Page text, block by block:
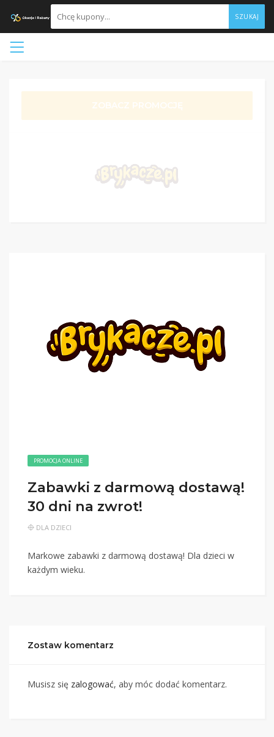
SZUKAJ
ZOBACZ PROMOCJĘ
PROMOCJA ONLINE
Zabawki z darmową dostawą!
30 dni na zwrot!
DLA DZIECI
Markowe zabawki z darmową dostawą! Dla dzieci w
każdym wieku.
Zostaw komentarz
Musisz się zalogować, aby móc dodać komentarz.